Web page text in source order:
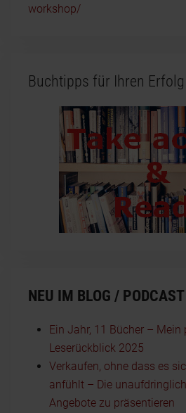
workshop/
Buchtipps für Ihren Erfolg
NEU IM BLOG / PODCAST
Ein Jahr, 11 Bücher – Mein
Leserückblick 2025
Verkaufen, ohne dass es
anfühlt – Die
Angebote zu präsentieren